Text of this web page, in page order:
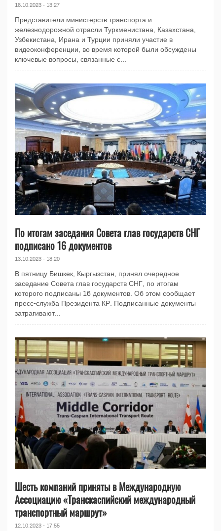
16.10.2023 - 13:27
Представители министерств транспорта и
железнодорожной отрасли Туркменистана, Казахстана,
Узбекистана, Ирана и Турции приняли участие в
видеоконференции, во время которой были обсуждены
ключевые вопросы, связанные с...
По итогам заседания Совета глав государств СНГ
подписано 16 документов
13.10.2023 - 18:20
В пятницу Бишкек, Кыргызстан, принял очередное
заседание Совета глав государств СНГ, по итогам
которого подписаны 16 документов. Об этом сообщает
пресс-служба Президента КР. Подписанные документы
затрагивают...
Шесть компаний приняты в Международную
Ассоциацию «Транскаспийский международный
транспортный маршрут»
12.10.2023 - 17:55